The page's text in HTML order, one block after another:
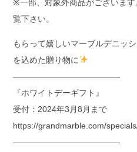
※一部、対象外商品がございま
覧下さい。
もらって嬉しいマーブルデニッ
を込めた贈り物に
—————————————
『ホワイトデーギフト』
受付：2024年3月8月まで
https://grandmarble.com/
—————————————